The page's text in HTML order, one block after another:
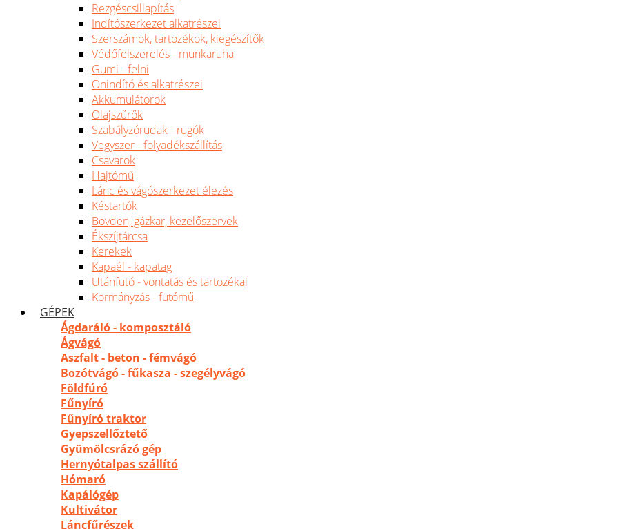
Rezgéscsillapítás
Indítószerkezet alkatrészei
Szerszámok, tartozékok, kiegészítők
Védőfelszerelés - munkaruha
Gumi - felni
Önindító és alkatrészei
Akkumulátorok
Olajszűrők
Szabályzórudak - rugók
Vegyszer - folyadékszállítás
Csavarok
Hajtómű
Lánc és vágószerkezet élezés
Késtartók
Bovden, gázkar, kezelőszervek
Ékszíjtárcsa
Kerekek
Kapaél - kapatag
Utánfutó - vontatás és tartozékai
Kormányzás - futómű
GÉPEK
Ágdaráló - komposztáló
Ágvágó
Aszfalt - beton - fémvágó
Bozótvágó - fűkasza - szegélyvágó
Földfúró
Fűnyíró
Fűnyíró traktor
Gyepszellőztető
Gyümölcsrázó gép
Hernyótalpas szállító
Hómaró
Kapálógép
Kultivátor
Láncfűrészek